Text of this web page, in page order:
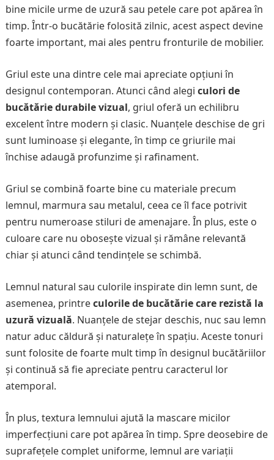
bine micile urme de uzură sau petele care pot apărea în
timp. Într-o bucătărie folosită zilnic, acest aspect devine
foarte important, mai ales pentru fronturile de mobilier.
Griul este una dintre cele mai apreciate opțiuni în
designul contemporan. Atunci când alegi culori de
bucătărie durabile vizual, griul oferă un echilibru
excelent între modern și clasic. Nuanțele deschise de gri
sunt luminoase și elegante, în timp ce griurile mai
închise adaugă profunzime și rafinament.
Griul se combină foarte bine cu materiale precum
lemnul, marmura sau metalul, ceea ce îl face potrivit
pentru numeroase stiluri de amenajare. În plus, este o
culoare care nu obosește vizual și rămâne relevantă
chiar și atunci când tendințele se schimbă.
Lemnul natural sau culorile inspirate din lemn sunt, de
asemenea, printreculorile de bucătărie care rezistă la
uzură vizuală. Nuanțele de stejar deschis, nuc sau lemn
natur aduc căldură și naturalețe în spațiu. Aceste tonuri
sunt folosite de foarte mult timp în designul bucătăriilor
și continuă să fie apreciate pentru caracterul lor
atemporal.
În plus, textura lemnului ajută la mascare micilor
imperfecțiuni care pot apărea în timp. Spre deosebire de
suprafețele complet uniforme, lemnul are variații